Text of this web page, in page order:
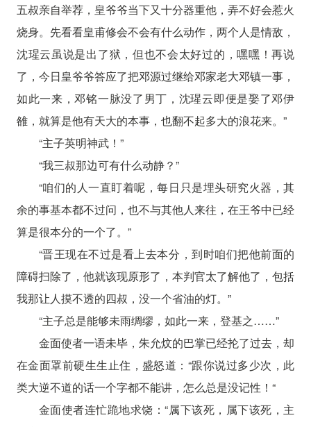
五叔亲自举荐，皇爷爷当下又十分器重他，弄不好会惹火
烧身。先看看皇甫修会不会有什么动作，两个人是情敌，
沈瑆云虽说是出了狱，但也不会太好过的，嘿嘿！再说
了，今日皇爷爷答应了把邓源过继给邓家老大邓镇一事，
如此一来，邓铭一脉没了男丁，沈瑆云即便是娶了邓伊
雒，就算是他有天大的本事，也翻不起多大的浪花来。”
“主子英明神武！”
“我三叔那边可有什么动静？”
“咱们的人一直盯着呢，每日只是埋头研究火器，其
余的事基本都不过问，也不与其他人来往，在王爷中已经
算是很本分的一个了。”
“晋王现在不过是看上去本分，到时咱们把他前面的
障碍扫除了，他就该现原形了，本判官太了解他了，包括
我那让人摸不透的四叔，没一个省油的灯。”
“主子总是能够未雨绸缪，如此一来，登基之……”
金面使者一语未毕，朱允炆的巴掌已经抡了过去，却
在金面罩前硬生生止住，盛怒道：“跟你说过多少次，此
类大逆不道的话一个字都不能讲，怎么总是没记性！“
金面使者连忙跪地求饶：“属下该死，属下该死，主